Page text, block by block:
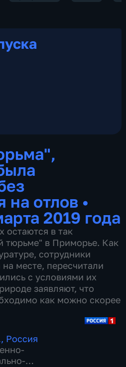
на отлов •
2019 года
остаются в так
тюрьме" в Приморье. Как
сотрудники
месте, пересчитали
с условиями их
заявляют, что
как можно скорее
, Россия